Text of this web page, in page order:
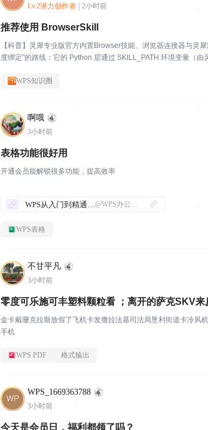
Lv.2潜力创作者 2小时前
推荐使用 BrowserSkill
【科普】灵犀专业版官方内置Browser技能、浏览器连接器与灵
度绑定"的路线：它的 Python 层通过 SKILL_PATH 环境变量（
WPS知识圈
啊哦
3小时前
表格功能很好用
开通会员能解锁很多功能，提高效率
@WPS办公技巧
WPS表格
不甘平凡
3小时前
零度可乐施可丰塑料颗粒看 ；离开的萨克SKV
金卡戴珊克拉斯放假了飞机卡发撒拉法基司法局垦利街道卡冷风
手机
WPS PDF 格式输出
WPS_1669363788
3小时前
今天是会员日，福利都领了吗？